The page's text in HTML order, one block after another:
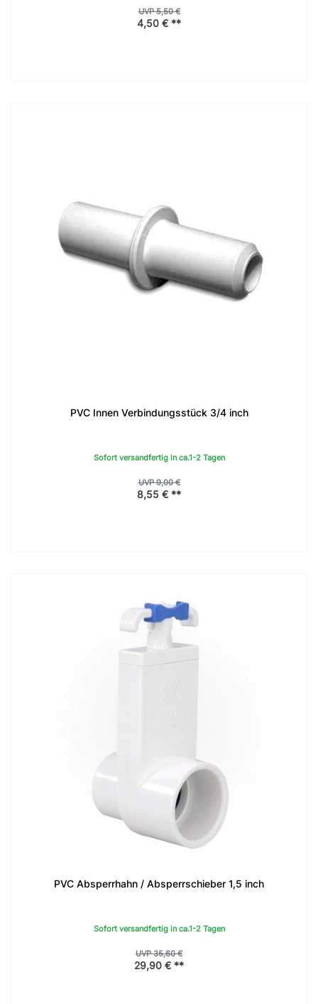
UVP 5,50 €
4,50 € **
PVC Innen Verbindungsstück 3/4 inch
Sofort versandfertig in ca.1-2 Tagen
UVP 9,00 €
8,55 € **
PVC Absperrhahn / Absperrschieber 1,5 inch
Sofort versandfertig in ca.1-2 Tagen
UVP 35,60 €
29,90 € **